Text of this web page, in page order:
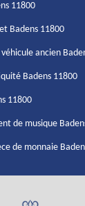
11800
Badens 11800
ancien
Badens 11800
11800
de musique
de monnaie